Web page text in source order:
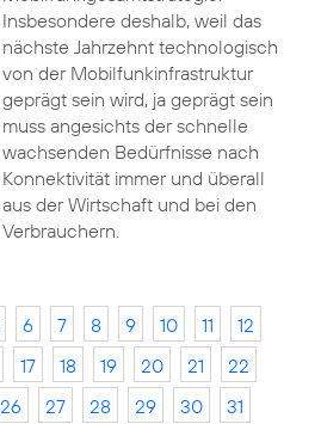
Insbesondere deshalb, weil das
nächste Jahrzehnt technologisch
von der Mobilfunkinfrastruktur
geprägt sein wird, ja geprägt sein
muss angesichts der schnelle
wachsenden Bedürfnisse nach
Konnektivität immer und überall
aus der Wirtschaft und bei den
Verbrauchern.
6 7 8 9 10 11
12
17 18 19 20 21
22
26 27 28 29 30
31